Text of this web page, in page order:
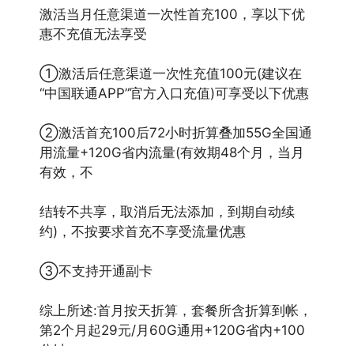
激活当月任意渠道一次性首充100，享以下优
惠不充值无法享受
①激活后任意渠道一次性充值100元(建议在
“中国联通APP”官方入口充值)可享受以下优惠
②激活首充100后72小时折算叠加55G全国通
用流量+120G省内流量(有效期48个月，当月
有效，不
结转不共享，取消后无法添加，到期自动续
约)，不按要求首充不享受流量优惠
③不支持开通副卡
综上所述:首月按天折算，套餐所含折算到帐，
第2个月起29元/月60G通用+120G省内+100